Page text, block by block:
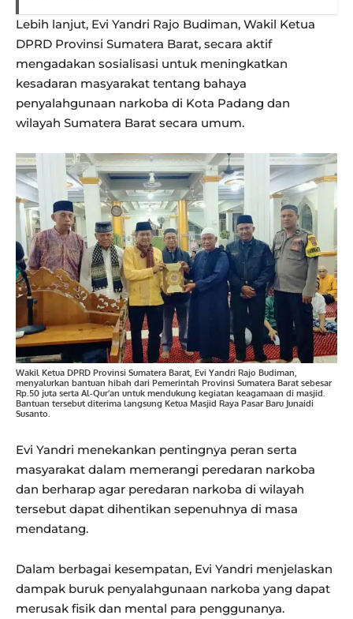
Lebih lanjut, Evi Yandri Rajo Budiman, Wakil Ketua
DPRD Provinsi Sumatera Barat, secara aktif
mengadakan sosialisasi untuk meningkatkan
kesadaran masyarakat tentang bahaya
penyalahgunaan narkoba di Kota Padang dan
wilayah Sumatera Barat secara umum.
Wakil Ketua DPRD Provinsi Sumatera Barat, Evi Yandri Rajo Budiman,
menyalurkan bantuan hibah dari Pemerintah Provinsi Sumatera Barat sebesar
Rp.50 juta serta Al-Qur’an untuk mendukung kegiatan keagamaan di masjid.
Bantuan tersebut diterima langsung Ketua Masjid Raya Pasar Baru Junaidi
Susanto.
Evi Yandri menekankan pentingnya peran serta
masyarakat dalam memerangi peredaran narkoba
dan berharap agar peredaran narkoba di wilayah
tersebut dapat dihentikan sepenuhnya di masa
mendatang.
Dalam berbagai kesempatan, Evi Yandri menjelaskan
dampak buruk penyalahgunaan narkoba yang dapat
merusak fisik dan mental para penggunanya.